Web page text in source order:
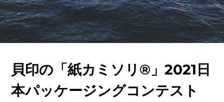
貝印の「紙カミソリ®」2021日
本パッケージングコンテスト